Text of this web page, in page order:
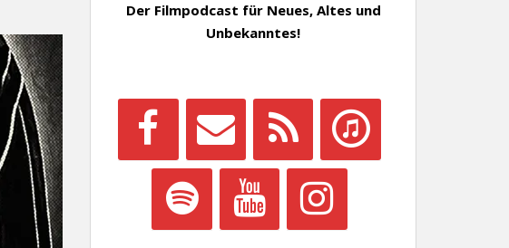
Der Filmpodcast für Neues, Altes und
Unbekanntes!